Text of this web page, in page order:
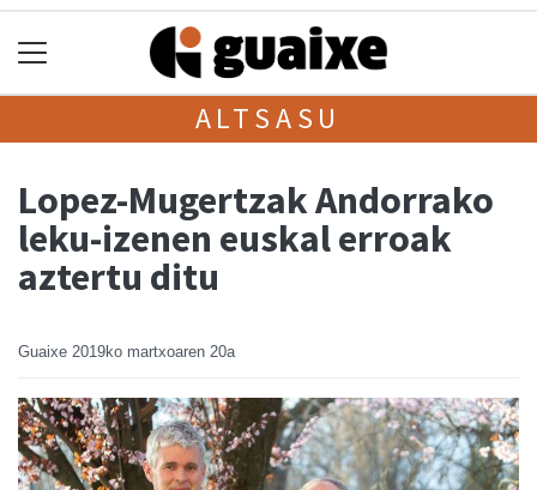
ALTSASU
Lopez-Mugertzak Andorrako
leku-izenen euskal erroak
aztertu ditu
Guaixe 2019ko martxoaren 20a